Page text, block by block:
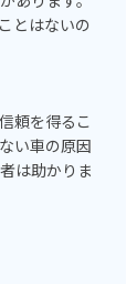
とはないの
頼を得るこ
い車の原因
は助かりま